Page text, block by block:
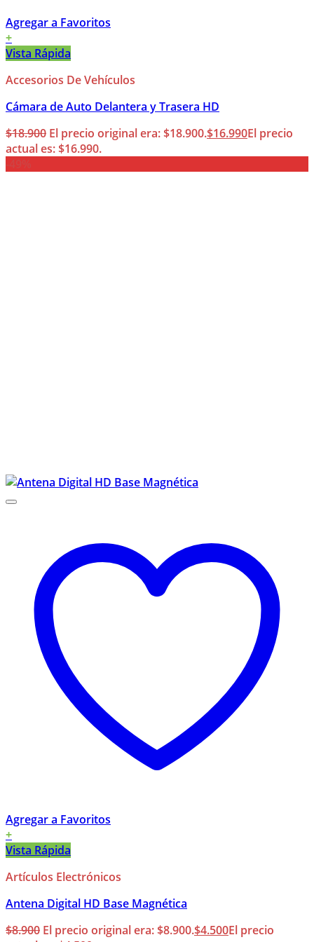
Agregar a Favoritos
+
Vista Rápida
Accesorios De Vehículos
Cámara de Auto Delantera y Trasera HD
$18.900 El precio original era: $18.900.$16.990El precio
actual es: $16.990.
Agregar a Favoritos
+
Vista Rápida
Artículos Electrónicos
Antena Digital HD Base Magnética
$8.900 El precio original era: $8.900.$4.500El precio